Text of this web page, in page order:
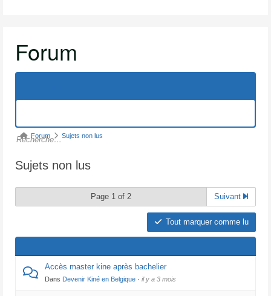
Forum
forum
Fil
du
Forum Sujets non lus
Sujets non lus
Page 1 of 2 Suivant
Tout marquer comme lu
Accès master kine après bachelier
Dans Devenir Kiné en Belgique · il y a 3 mois